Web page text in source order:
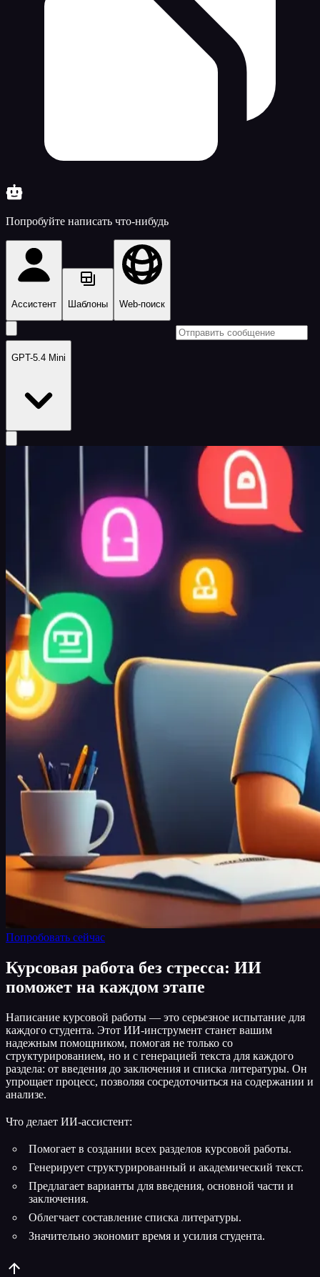
Попробуйте написать что-нибудь
Ассистент Шаблоны Web-поиск
GPT-5.4 Mini
Попробовать сейчас
Курсовая работа без стресса: ИИ
поможет на каждом этапе
Написание курсовой работы — это серьезное испытание для
каждого студента. Этот ИИ-инструмент станет вашим
надежным помощником, помогая не только со
структурированием, но и с генерацией текста для каждого
раздела: от введения до заключения и списка литературы. Он
упрощает процесс, позволяя сосредоточиться на содержании и
анализе.
Что делает ИИ-ассистент:
Помогает в создании всех разделов курсовой работы.
Генерирует структурированный и академический текст.
Предлагает варианты для введения, основной части и
заключения.
Облегчает составление списка литературы.
Значительно экономит время и усилия студента.